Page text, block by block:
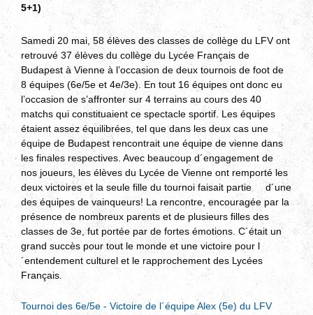
5+1)
Samedi 20 mai, 58 élèves des classes de collège du LFV ont
retrouvé 37 élèves du collège du Lycée Français de
Budapest à Vienne à l’occasion de deux tournois de foot de
8 équipes (6e/5e et 4e/3e). En tout 16 équipes ont donc eu
l’occasion de s’affronter sur 4 terrains au cours des 40
matchs qui constituaient ce spectacle sportif.Les équipes
étaient assez équilibrées, tel que dans les deux cas une
équipe de Budapest rencontrait une équipe de vienne dans
les finales respectives. Avec beaucoup d´engagement de
nos joueurs, les élèves du Lycée de Vienne ont remporté les
deux victoires et la seule fille du tournoi faisait partie d´une
des équipes de vainqueurs! La rencontre, encouragée par la
présence de nombreux parents et de plusieurs filles des
classes de 3e, fut portée par de fortes émotions. C´était un
grand succès pour tout le monde et une victoire pour l
´entendement culturel et le rapprochement des Lycées
Français.
Tournoi des 6e/5e - Victoire de l´équipe Alex (5e) du LFV